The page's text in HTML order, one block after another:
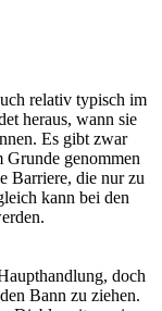
relativ typisch im
heraus, wann sie
Es gibt zwar
genommen
Barriere, die nur zu
kann bei den
doch
Bann zu ziehen.